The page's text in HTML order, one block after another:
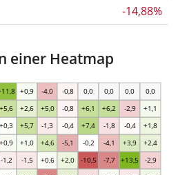
-14,88%
einer Heatmap
-1,2 -1,5 +0,6 +2,0 -10,5 -7,7 +13,5 -2,9
+0,9 +1,0 +4,6 -5,1 -0,2 -4,1 +3,9 +2,4
+0,3 +5,7 -1,3 -0,4 +7,4 -1,8 -0,4 +1,8
+5,6 +2,6 +5,0 -0,8 +6,1 +6,2 -2,9 +1,1
+0,9 -4,0 -0,8 0,0 0,0 0,0 0,0